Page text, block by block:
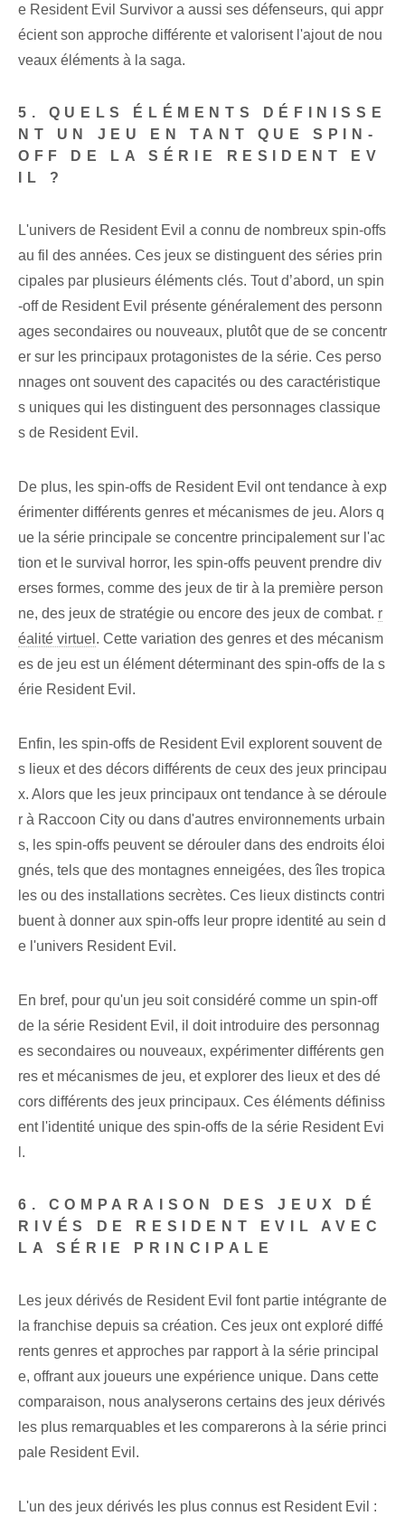
e Resident Evil Survivor a aussi ses défenseurs, qui appr
écient son approche différente et valorisent l'ajout de nou
veaux éléments à la saga.
5. QUELS ÉLÉMENTS DÉFINISSE
NT UN JEU EN TANT QUE SPIN-
OFF DE LA SÉRIE RESIDENT EV
IL ?
L'univers de Resident Evil a connu de nombreux spin-offs
au fil des années. Ces jeux se distinguent des séries prin
cipales par plusieurs éléments clés. Tout d’abord, un spin
-off de Resident Evil présente généralement des personn
ages secondaires ou nouveaux, plutôt que de se concentr
er sur les principaux protagonistes de la série. Ces perso
nnages ont souvent des capacités ou des caractéristique
s uniques qui les distinguent des personnages classique
s de Resident Evil.
De plus, les spin-offs de Resident Evil ont tendance à exp
érimenter différents genres et mécanismes de jeu. Alors q
ue la série principale se concentre principalement sur l'ac
tion et le survival horror, les spin-offs peuvent prendre div
erses formes, comme des jeux de tir à la première person
ne, des jeux de stratégie ou encore des jeux de combat. r
éalité virtuel . Cette variation des genres et des mécanism
es de jeu est un élément déterminant des spin-offs de la s
érie Resident Evil.
Enfin, les spin-offs de Resident Evil explorent souvent de
s lieux et des décors différents de ceux des jeux principau
x. Alors que les jeux principaux ont tendance à se déroule
r à Raccoon City ou dans d'autres environnements urbain
s, les spin-offs peuvent se dérouler dans des endroits éloi
gnés, tels que des montagnes enneigées, des îles tropica
les ou des installations secrètes. Ces lieux distincts contri
buent à donner aux spin-offs leur propre identité au sein d
e l'univers Resident Evil.
En bref, pour qu'un jeu soit considéré comme un spin-off
de la série Resident Evil, il doit introduire des personnag
es secondaires ou nouveaux, expérimenter différents gen
res et mécanismes de jeu, et explorer des lieux et des dé
cors différents des jeux principaux. Ces éléments définiss
ent l'identité unique des spin-offs de la série Resident Evi
l.
6. COMPARAISON DES JEUX DÉ
RIVÉS DE RESIDENT EVIL AVEC
LA SÉRIE PRINCIPALE
Les jeux dérivés de Resident Evil font partie intégrante de
la franchise depuis sa création. Ces jeux ont exploré diffé
rents genres et approches par rapport à la série principal
e, offrant aux joueurs une expérience unique. Dans cette
comparaison, nous analyserons certains des jeux dérivés
les plus remarquables et les comparerons à la série princi
pale Resident Evil.
L'un des jeux dérivés les plus connus est Resident Evil :